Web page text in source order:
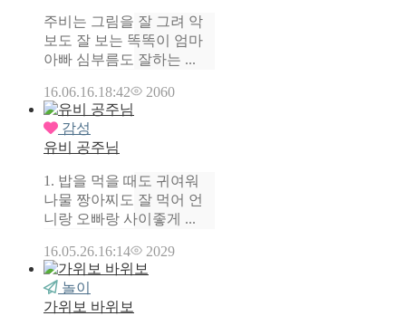
주비는 그림을 잘 그려 악
보도 잘 보는 똑똑이 엄마
아빠 심부름도 잘하는 ...
16.06.16.18:42 2060
감성
유비 공주님
1. 밥을 먹을 때도 귀여워
나물 짱아찌도 잘 먹어 언
니랑 오빠랑 사이좋게 ...
16.05.26.16:14 2029
놀이
가위보 바위보